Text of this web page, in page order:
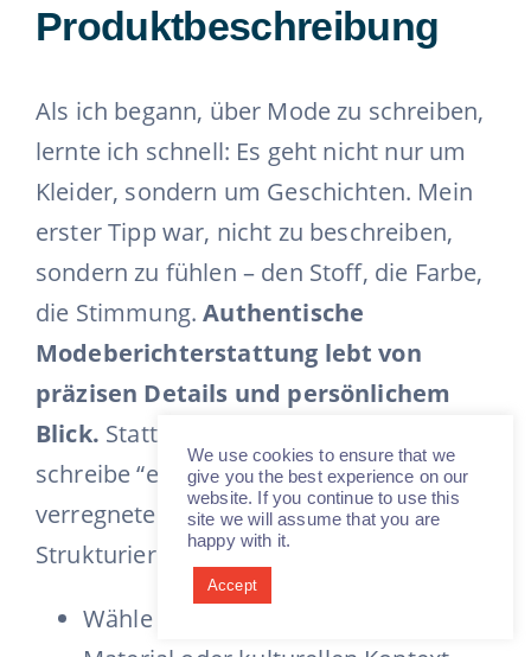
Produktbeschreibung
Als ich begann, über Mode zu schreiben,
lernte ich schnell: Es geht nicht nur um
Kleider, sondern um Geschichten. Mein
erster Tipp war, nicht zu beschreiben,
sondern zu fühlen – den Stoff, die Farbe,
die Stimmung.Authentische
Modeberichterstattung lebt von
präzisen Details und persönlichem
Blick. Statt zu sagen “Das Kleid ist blau”,
schreibe “es trägt den Himmel eines
verregneten Pariser Morgens in sich.
Strukturiere deine Texte mit klarem Fokus:
Wähle ein zentrales Thema: Schnitt,
We use cookies to ensure that we
give you the best experience on our
website. If you continue to use this
site we will assume that you are
happy with it.
Accept